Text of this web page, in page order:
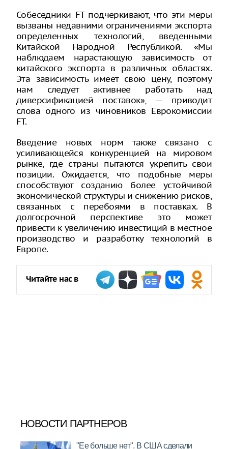
Собеседники FT подчеркивают, что эти меры
вызваны недавними ограничениями экспорта
определенных технологий, введенными
Китайской Народной Республикой. «Мы
наблюдаем нарастающую зависимость от
китайского экспорта в различных областях.
Эта зависимость имеет свою цену, поэтому
нам следует активнее работать над
диверсификацией поставок», — приводит
слова одного из чиновников Еврокомиссии
FT.
Введение новых норм также связано с
усиливающейся конкуренцией на мировом
рынке, где страны пытаются укрепить свои
позиции. Ожидается, что подобные меры
способствуют созданию более устойчивой
экономической структуры и снижению рисков,
связанных с перебоями в поставках. В
долгосрочной перспективе это может
привести к увеличению инвестиций в местное
производство и разработку технологий в
Европе.
Читайте нас в